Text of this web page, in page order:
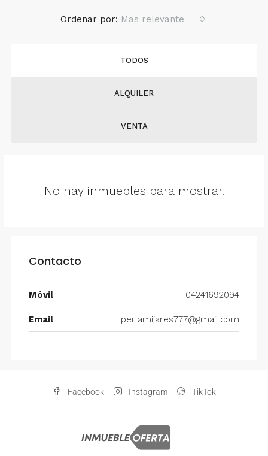
TODOS
ALQUILER
VENTA
Ordenar por: Mas relevante
No hay inmuebles para mostrar.
Contacto
Móvil 04241692094
Email perlamijares777@gmail.com
Facebook Instagram TikTok